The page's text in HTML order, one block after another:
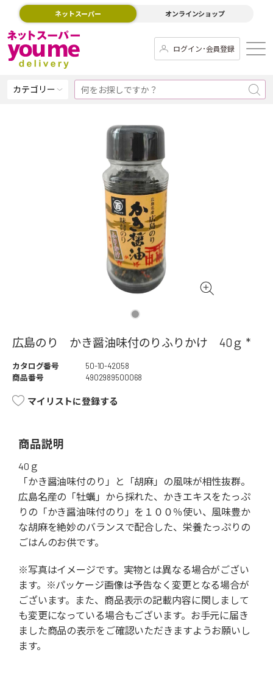
ネットスーパー オンラインショップ
ログイン･会員登録
カテゴリー
広島のり かき醤油味付のりふりかけ 40ｇ *
カタログ番号
50-10-42058
商品番号
4902989500068
マイリストに登録する
商品説明
40ｇ
「かき醤油味付のり」と「胡麻」の風味が相性抜群。
広島名産の「牡蠣」から採れた、かきエキスをたっぷ
りの「かき醤油味付のり」を１００％使い、風味豊か
な胡麻を絶妙のバランスで配合した、栄養たっぷりの
ごはんのお供です。
※写真はイメージです。実物とは異なる場合がござい
ます。※パッケージ画像は予告なく変更となる場合が
ございます。また、商品表示の記載内容に関しまして
も変更になっている場合もございます。お手元に届き
ました商品の表示をご確認いただきますようお願いし
ます。